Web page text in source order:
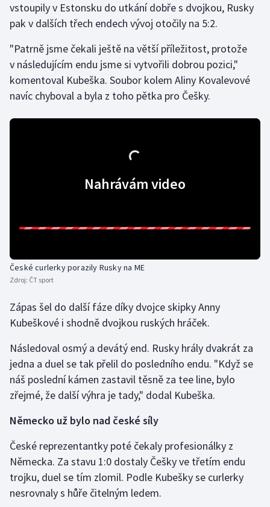
Futsal
Golf
Gymnastika
Házená
Moderní pětiboj
Motorsport
Parasport
Plavání
Plážový volejbal
Ragby
Rychlobruslení
vstoupily v Estonsku do utkání dobře s dvojkou, Rusky
pak v dalších třech endech vývoj otočily na 5:2.
"Patrně jsme čekali ještě na větší příležitost, protože
v následujícím endu jsme si vytvořili dobrou pozici,"
komentoval Kubeška. Soubor kolem Aliny Kovalevové
navíc chyboval a byla z toho pětka pro Češky.
Nahrávám video
České curlerky porazily Rusky na ME
Zdroj: ČT sport
Zápas šel do další fáze díky dvojce skipky Anny
Kubeškové i shodně dvojkou ruských hráček.
Následoval osmý a devátý end. Rusky hrály dvakrát za
jedna a duel se tak přelil do posledního endu. "Když se
náš poslední kámen zastavil těsně za tee line, bylo
zřejmé, že další výhra je tady," dodal Kubeška.
Německo už bylo nad české síly
České reprezentantky poté čekaly profesionálky z
Německa. Za stavu 1:0 dostaly Češky ve třetím endu
trojku, duel se tím zlomil. Podle Kubešky se curlerky
nesrovnaly s hůře čitelným ledem.